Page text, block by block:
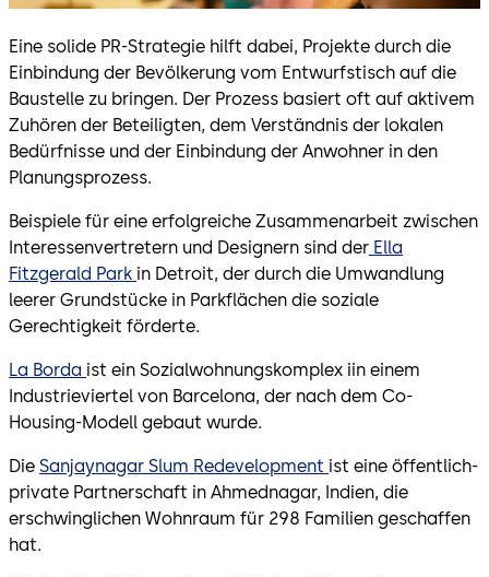
Eine solide PR-Strategie hilft dabei, Projekte durch die
Einbindung der Bevölkerung vom Entwurfstisch auf die
Baustelle zu bringen. Der Prozess basiert oft auf aktivem
Zuhören der Beteiligten, dem Verständnis der lokalen
Bedürfnisse und der Einbindung der Anwohner in den
Planungsprozess.
Beispiele für eine erfolgreiche Zusammenarbeit zwischen
Interessenvertretern und Designern sind der Ella
Fitzgerald Park in Detroit, der durch die Umwandlung
leerer Grundstücke in Parkflächen die soziale
Gerechtigkeit förderte.
La Borda ist ein Sozialwohnungskomplex iin einem
Industrieviertel von Barcelona, der nach dem Co-
Housing-Modell gebaut wurde.
Die Sanjaynagar Slum Redevelopment ist eine öffentlich-
private Partnerschaft in Ahmednagar, Indien, die
erschwinglichen Wohnraum für 298 Familien geschaffen
hat.